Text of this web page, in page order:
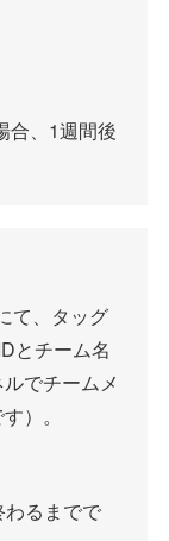
合、1週間後
て、タッグ
とチーム名
でチームメ
）。
るまでで